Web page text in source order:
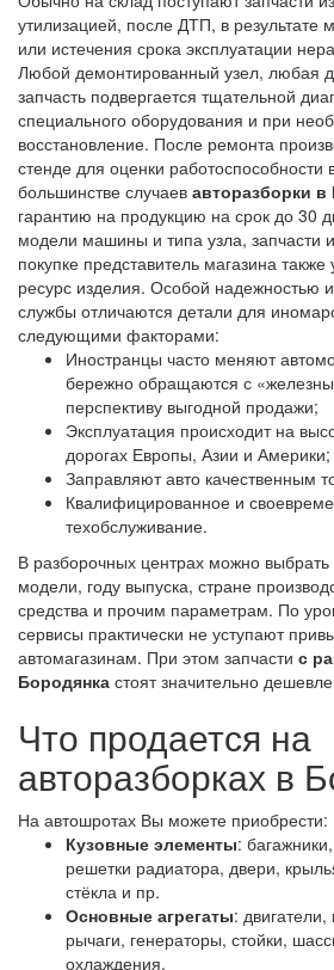
утилизацией, после ДТП, в результате
или истечения срока эксплуатации
Любой демонтированный узел, любая
запчасть подвергается тщательной
специального оборудования и при
восстановление. После ремонта
стенде для оценки
большинстве случаев авторазборки в
гарантию на продукцию на срок до 30
модели машины и типа узла, запчасти
покупке представитель магазина также
ресурс изделия. Особой надежностью
службы отличаются детали для
следующими факторами:
Иностранцы часто меняют
бережно обращаются с
перспективу выгодной продажи;
Эксплуатация происходит на
дорогах Европы, Азии и Америки;
Заправляют авто качественным
Квалифицированное и
техобслуживание.
В разборочных центрах можно
модели, году выпуска, стране
средства и прочим параметрам. По
сервисы практически не уступают
автомагазинам. При этом запчасти с
Бородянка стоят значительно
Что продается на
авторазборках в
На автошротах Вы можете приобрести:
Кузовные элементы:
решетки радиатора, двери,
стёкла и пр.
Основные агрегаты:
рычаги, генераторы, стойки,
охлаждения.